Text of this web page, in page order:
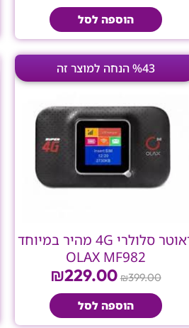
הוספה לסל
%43 הנחה למוצר זה
ראוטר סלולרי 4G מהיר במיוחד
OLAX MF982
₪399.00
המחיר
המקורי
₪399.00.
₪229.00
המחיר
הנוכחי
הוספה לסל